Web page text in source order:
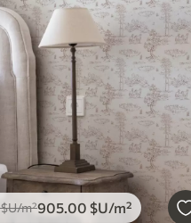
$U/m²905.00 $U/m²